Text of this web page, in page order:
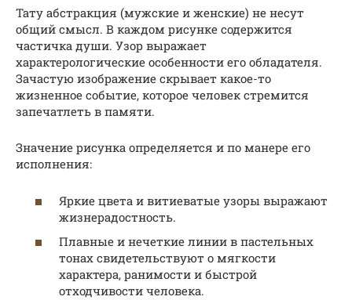
Тату абстракция (мужские и женские) не несут
общий смысл. В каждом рисунке содержится
частичка души. Узор выражает
характерологические особенности его обладателя.
Зачастую изображение скрывает какое-то
жизненное событие, которое человек стремится
запечатлеть в памяти.
Значение рисунка определяется и по манере его
исполнения:
Яркие цвета и витиеватые узоры выражают
жизнерадостность.
Плавные и нечеткие линии в пастельных
тонах свидетельствуют о мягкости
характера, ранимости и быстрой
отходчивости человека.